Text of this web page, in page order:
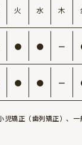
いて】
アソシエイト」など
告配信プロセスにおい
トにおけるご自身のサ
うに設定するにはこち
いる情報についての著作
れている引用の範囲で
火 水 木
● ● ー
● ● ー
矯正（歯列矯正）、